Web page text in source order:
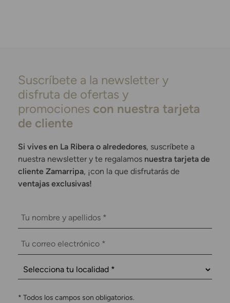
Suscríbete a la newsletter y
disfruta de ofertas y
promociones con nuestra tarjeta
de cliente
Si vives en La Ribera o alrededores, suscríbete a
nuestra newsletter y te regalamos nuestra tarjeta de
cliente Zamarripa, ¡con la que disfrutarás de
ventajas exclusivas!
* Todos los campos son obligatorios.